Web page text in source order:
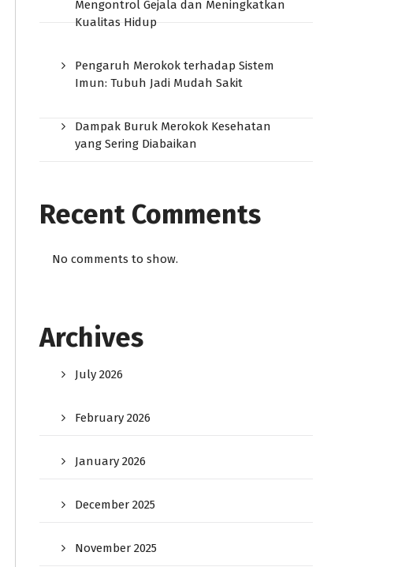
Mengontrol Gejala dan Meningkatkan
Kualitas Hidup
Pengaruh Merokok terhadap Sistem
Imun: Tubuh Jadi Mudah Sakit
Dampak Buruk Merokok Kesehatan
yang Sering Diabaikan
Recent Comments
No comments to show.
Archives
July 2026
February 2026
January 2026
December 2025
November 2025